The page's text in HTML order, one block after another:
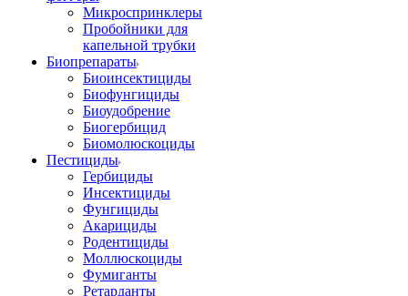
Микроспринклеры
Пробойники для
капельной трубки
Биопрепараты
Биоинсектициды
Биофунгициды
Биоудобрение
Биогербицид
Биомолюскоциды
Пестициды
Гербициды
Инсектициды
Фунгициды
Акарициды
Родентициды
Моллюскоциды
Фумиганты
Ретарданты